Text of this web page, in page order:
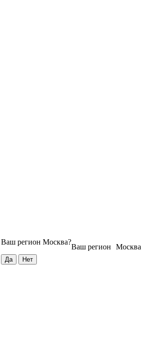
Москва
Ваш регион
Ваш регион Москва?